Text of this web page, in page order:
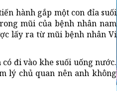
hành gắp một con đỉa suối
mũi của bệnh nhân nam
lấy ra từ mũi bệnh nhân Vi
đi vào khe suối uống nước.
lý chủ quan nên anh không